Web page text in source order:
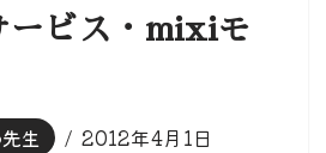
ビス・mixiモ
生 2012年4月1日